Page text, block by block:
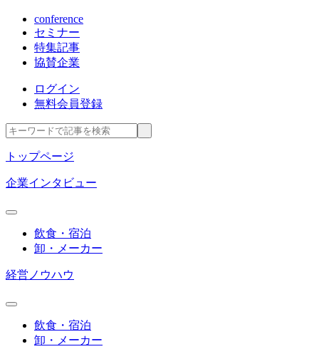
conference
セミナー
特集記事
協賛企業
ログイン
無料会員登録
トップページ
企業インタビュー
飲食・宿泊
卸・メーカー
経営ノウハウ
飲食・宿泊
卸・メーカー